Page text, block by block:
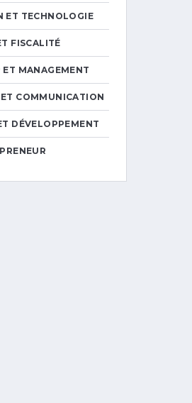
ET TECHNOLOGIE
FISCALITÉ
ET MANAGEMENT
COMMUNICATION
DÉVELOPPEMENT